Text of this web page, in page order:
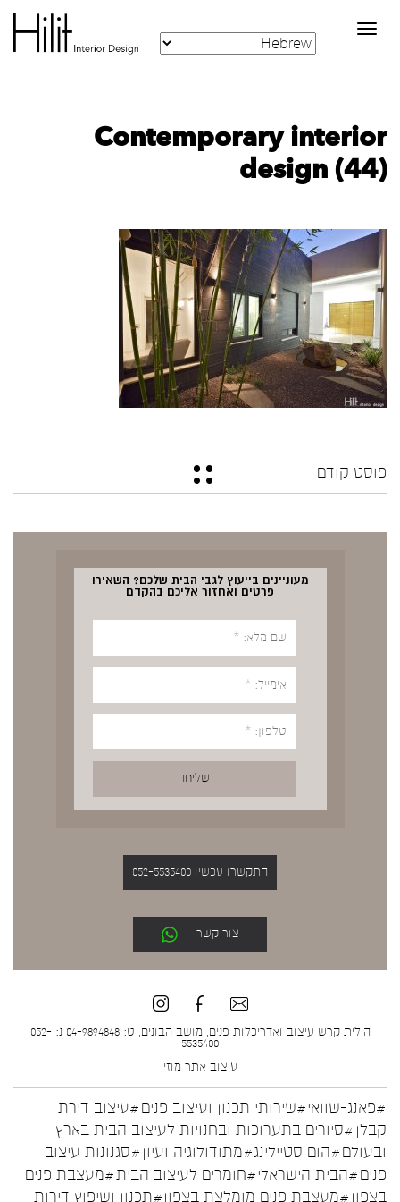
Toggle
navigation
Contemporary interior
design (44)
פוסט קודם
מעוניינים בייעוץ לגבי הבית שלכם? השאירו
פרטים ואחזור אליכם בהקדם
התקשרו עכשיו 052-5535400
צור קשר
הילית קרש עיצוב ואדריכלות פנים, מושב הבונים, ט: 04-9894848 נ: 052-
5535400
עיצוב אתר מוזי
#פאנג-שוואי#שירותי תכנון ועיצוב פנים#עיצוב דירת
קבלן #סיורים בתערוכות ובחנויות לעיצוב הבית בארץ
ובעולם#הום סטיילינג#מתודולוגיה ועיון #סגנונות עיצוב
פנים#הבית הישראלי#חומרים לעיצוב הבית#מעצבת פנים
בצפון #מעצבת פנים מומלצת בצפון#תכנון ושיפוץ דירות